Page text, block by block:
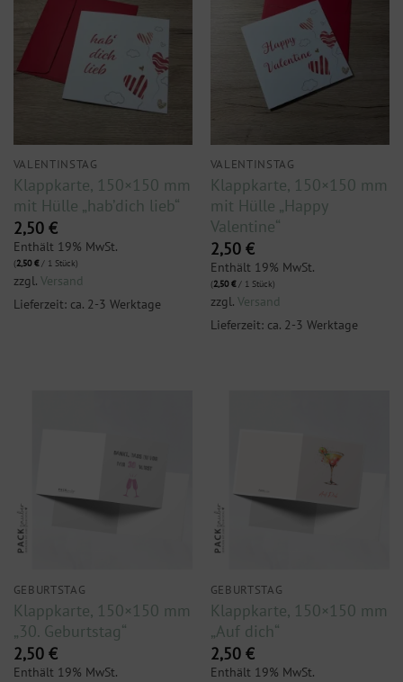
VALENTINSTAG
Klappkarte, 150×150 mm
mit Hülle „hab’dich lieb“
2,50 €
Enthält 19% MwSt.
(2,50€/ 1 Stück)
zzgl. Versand
Lieferzeit: ca. 2-3 Werktage
VALENTINSTAG
Klappkarte, 150×150 mm
mit Hülle „Happy
Valentine“
2,50 €
Enthält 19% MwSt.
(2,50€/ 1 Stück)
zzgl. Versand
Lieferzeit: ca. 2-3 Werktage
GEBURTSTAG
Klappkarte, 150×150 mm
„30. Geburtstag“
2,50 €
Enthält 19% MwSt.
GEBURTSTAG
Klappkarte, 150×150 mm
„Auf dich“
2,50 €
Enthält 19% MwSt.